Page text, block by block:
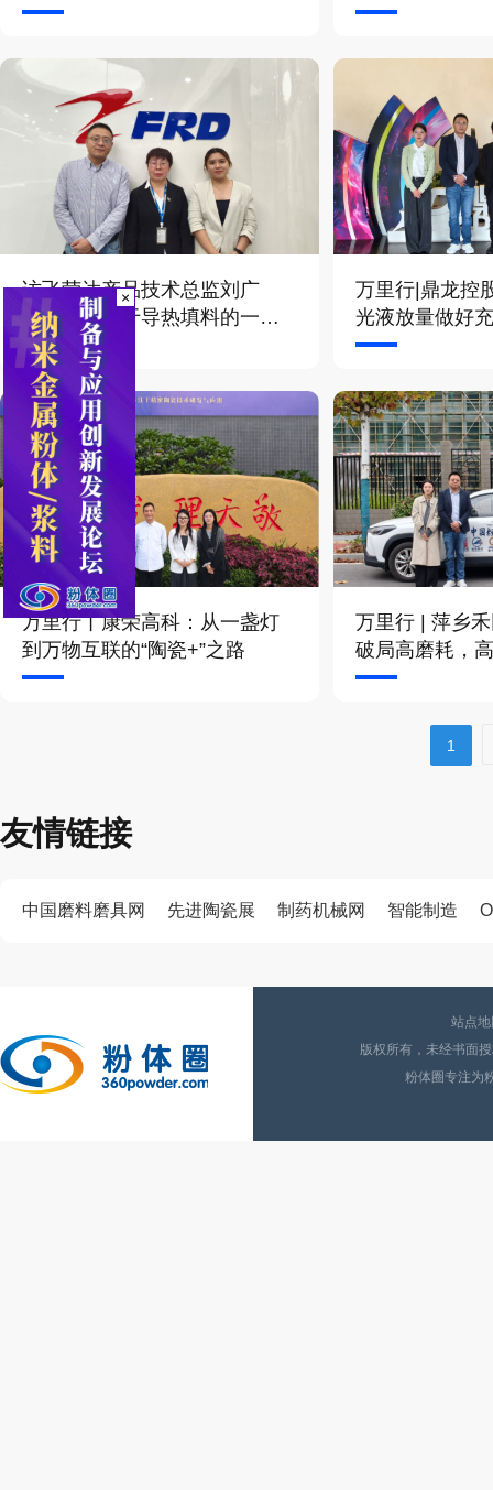
流程
访飞荣达产品技术总监刘广
萍：分享关于导热填料的一些
想法和建议
万里行|鼎龙控
光液放量做好
万里行丨康荣高科：从一盏灯
到万物互联的“陶瓷+”之路
万里行 | 萍乡
破局高磨耗，
坚“稳定性”难题
1
友情链接
中国磨料磨具网 先进陶瓷展 制药机械网 智能制造
站点
版权所有，未经书面
粉体圈专注为
×